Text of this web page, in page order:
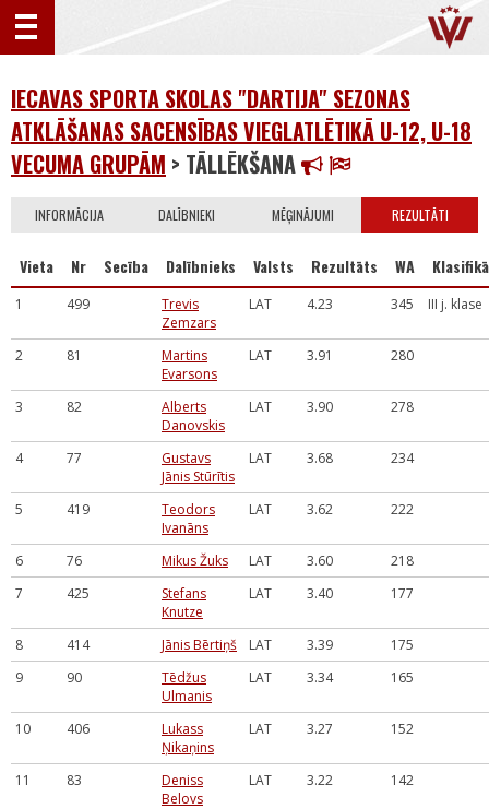
IECAVAS SPORTA SKOLAS "DARTIJA" SEZONAS
ATKLĀŠANAS SACENSĪBAS VIEGLATLĒTIKĀ U-12, U-18
VECUMA GRUPĀM > TĀLLĒKŠANA
INFORMĀCIJA DALĪBNIEKI MĒĢINĀJUMI REZULTĀTI
Vieta Nr Secība Dalībnieks Valsts Rezultāts WA
1 499
Trevis
Zemzars
LAT 4.23 345 III j. klase
2 81
Martins
Evarsons
LAT 3.91 280
3 82
Alberts
Danovskis
LAT 3.90 278
4 77
Gustavs
Jānis Stūrītis
LAT 3.68 234
5 419
Teodors
Ivanāns
LAT 3.62 222
6 76 Mikus Žuks LAT 3.60
218
7
425
Stefans
Knutze
LAT 3.40 177
8 414 Jānis Bērtiņš LAT 3.39
175
9
90
Tēdžus
Ulmanis
LAT 3.34 165
10 406
Lukass
Ņikaņins
LAT 3.27 152
11 83
Deniss
Belovs
LAT 3.22 142